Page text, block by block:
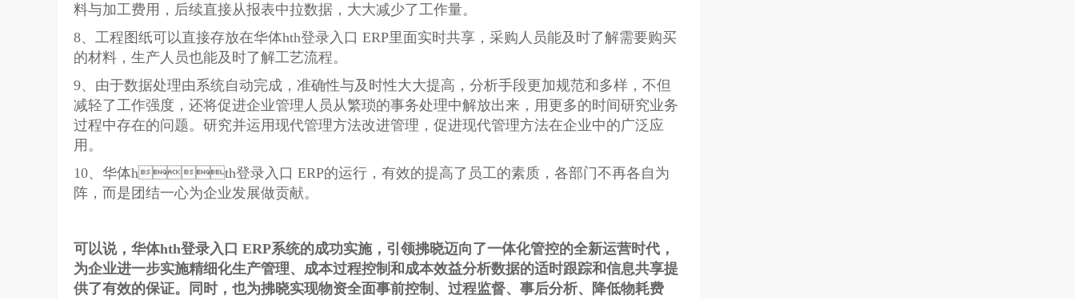
料与加工费用，后续直接从报表中拉数据，大大减少了工作量。
8、工程图纸可以直接存放在华体hth登录入口 ERP里面实时共享，采购人员能及时了解需要购买
的材料，生产人员也能及时了解工艺流程。
9、由于数据处理由系统自动完成，准确性与及时性大大提高，分析手段更加规范和多样，不但
减轻了工作强度，还将促进企业管理人员从繁琐的事务处理中解放出来，用更多的时间研究业务
过程中存在的问题。研究并运用现代管理方法改进管理，促进现代管理方法在企业中的广泛应
用。
10、华体hth登录入口 ERP的运行，有效的提高了员工的素质，各部门不再各自为
阵，而是团结一心为企业发展做贡献。
可以说，华体hth登录入口 ERP系统的成功实施，引领拂晓迈向了一体化管控的全新运营时代，
为企业进一步实施精细化生产管理、成本过程控制和成本效益分析数据的适时跟踪和信息共享提
供了有效的保证。同时，也为拂晓实现物资全面事前控制、过程监督、事后分析、降低物耗费